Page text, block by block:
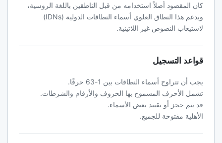
كان المقصود أصلاً استخدامه من قبل الناطقين باللغة الروسية،
ويدعم هذا النطاق العلوي أسماء النطاقات الدولية (IDNs)
لاستيعاب النصوص غير اللاتينية.
قواعد التسجيل
يجب أن تتراوح أسماء النطاقات بين 1-63 حرفًا.
تشمل الأحرف المسموح بها الحروف والأرقام والشرطات.
قد يتم حجز أو تقييد بعض الأسماء.
الأهلية مفتوحة للجميع.